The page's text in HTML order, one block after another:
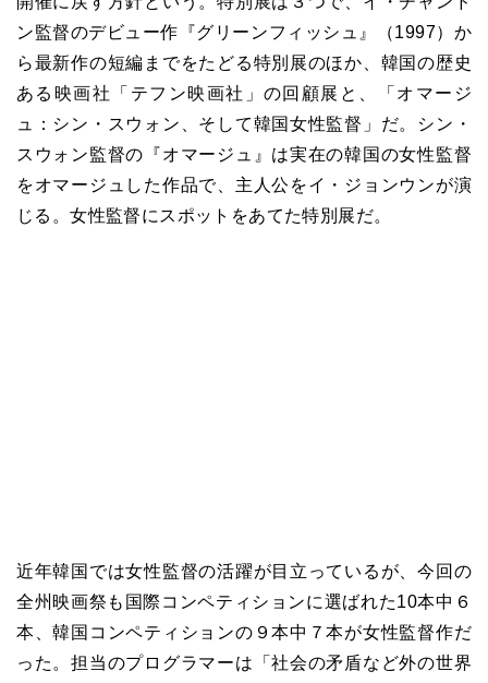
ン監督のデビュー作『グリーンフィッシュ』（1997）か
ら最新作の短編までをたどる特別展のほか、韓国の歴史
ある映画社「テフン映画社」の回顧展と、「オマージ
ュ：シン・スウォン、そして韓国女性監督」だ。シン・
スウォン監督の『オマージュ』は実在の韓国の女性監督
をオマージュした作品で、主人公をイ・ジョンウンが演
じる。女性監督にスポットをあてた特別展だ。
近年韓国では女性監督の活躍が目立っているが、今回の
全州映画祭も国際コンペティションに選ばれた10本中６
本、韓国コンペティションの９本中７本が女性監督作だ
った。担当のプログラマーは「社会の矛盾など外の世界